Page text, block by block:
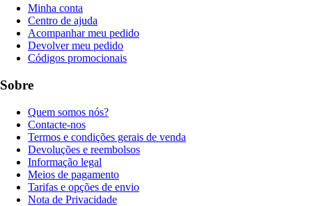
Minha conta
Centro de ajuda
Acompanhar meu pedido
Devolver meu pedido
Códigos promocionais
Sobre
Quem somos nós?
Contacte-nos
Termos e condições gerais de venda
Devoluções e reembolsos
Informação legal
Meios de pagamento
Tarifas e opções de envio
Nota de Privacidade